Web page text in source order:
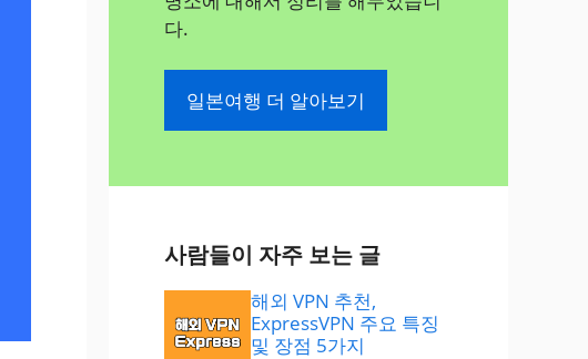
다.
일본여행 더 알아보기
사람들이 자주 보는 글
해외 VPN 추천,
ExpressVPN 주요 특징
및 장점 5가지